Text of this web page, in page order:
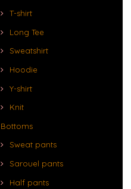
T-shirt
Long Tee
Sweatshirt
Hoodie
Y-shirt
Knit
Bottoms
Sweat pants
Sarouel pants
Half pants